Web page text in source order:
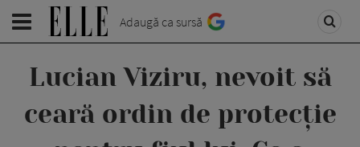
Adaugă ca sursă
Lucian Viziru, nevoit să
ceară ordin de protecție